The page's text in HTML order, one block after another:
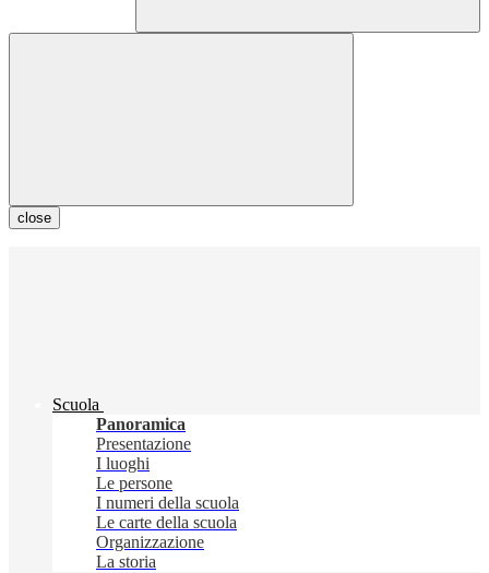
close
Scuola
Panoramica
Presentazione
I luoghi
Le persone
I numeri della scuola
Le carte della scuola
Organizzazione
La storia